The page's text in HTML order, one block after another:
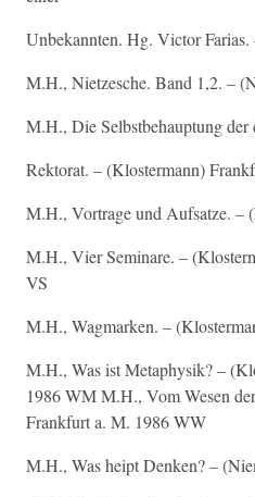
Unbekannten. Hg. Victor
M.H., Nietzesche. Band 1,2. –
M.H., Die Selbstbehauptung der
Rektorat. – (Klostermann)
M.H., Vortrage und Aufsatze. –
M.H., Vier Seminare. –
VS
M.H., Wagmarken. –
M.H., Was ist Metaphysik? –
1986 WM M.H., Vom Wesen
Frankfurt a. M. 1986 WW
M.H., Was heipt Denken? –